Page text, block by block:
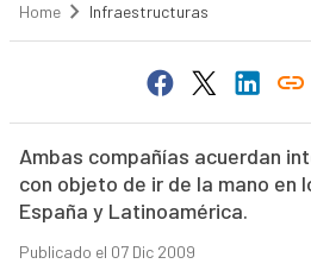
Home Infraestructuras
Ambas compañías acuerdan
con objeto de ir de la mano en
España y Latinoamérica.
Publicado el 07 Dic 2009